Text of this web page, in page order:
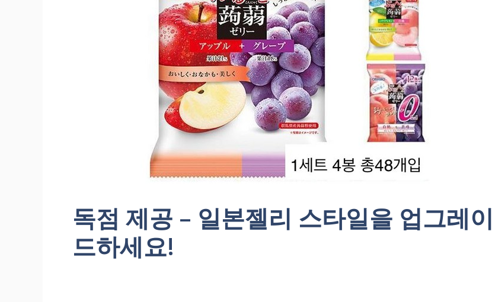
독점 제공 – 일본젤리 스타일을 업그레이
드하세요!